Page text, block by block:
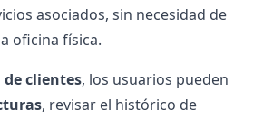
asociados, sin necesidad de
oficina física.
de clientes, los usuarios pueden
, revisar el histórico de